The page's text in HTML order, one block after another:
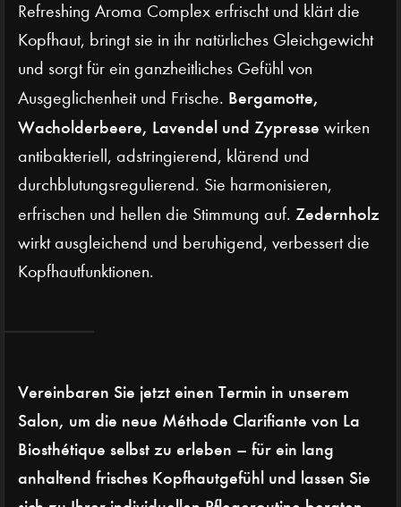
Refreshing Aroma Complex erfrischt und klärt die
Kopfhaut, bringt sie in ihr natürliches Gleichgewicht
und sorgt für ein ganzheitliches Gefühl von
Ausgeglichenheit und Frische. Bergamotte,
Wacholderbeere, Lavendel und Zypresse wirken
antibakteriell, adstringierend, klärend und
durchblutungsregulierend. Sie harmonisieren,
erfrischen und hellen die Stimmung auf. Zedernholz
wirkt ausgleichend und beruhigend, verbessert die
Kopfhautfunktionen.
Vereinbaren Sie jetzt einen Termin in unserem
Salon, um die neue Méthode Clarifiante von La
Biosthétique selbst zu erleben – für ein lang
anhaltend frisches Kopfhautgefühl und lassen Sie